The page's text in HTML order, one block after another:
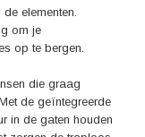
elementen.
om je
op te bergen.
die graag
de geïntegreerde
in de gaten houden